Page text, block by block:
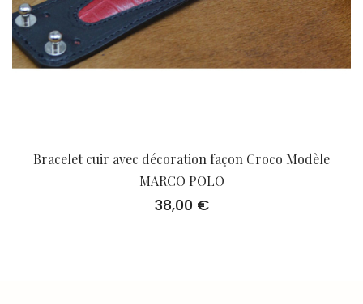
Bracelet cuir avec décoration façon Croco Modèle
MARCO POLO
38,00 €